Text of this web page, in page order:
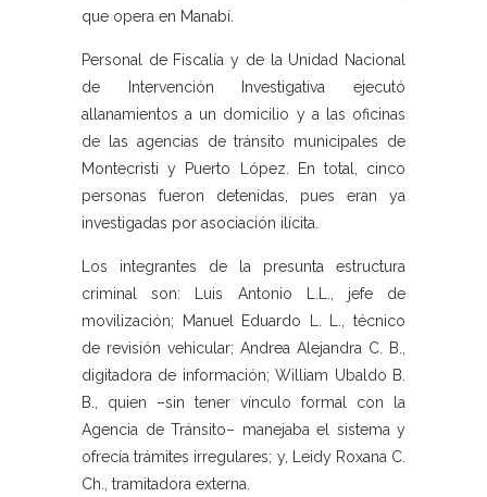
que opera en Manabí.
Personal de Fiscalía y de la Unidad Nacional
de Intervención Investigativa ejecutó
allanamientos a un domicilio y a las oficinas
de las agencias de tránsito municipales de
Montecristi y Puerto López. En total, cinco
personas fueron detenidas, pues eran ya
investigadas por asociación ilícita.
Los integrantes de la presunta estructura
criminal son: Luis Antonio L.L., jefe de
movilización; Manuel Eduardo L. L., técnico
de revisión vehicular; Andrea Alejandra C. B.,
digitadora de información; William Ubaldo B.
B., quien –sin tener vínculo formal con la
Agencia de Tránsito– manejaba el sistema y
ofrecía trámites irregulares; y, Leidy Roxana C.
Ch., tramitadora externa.